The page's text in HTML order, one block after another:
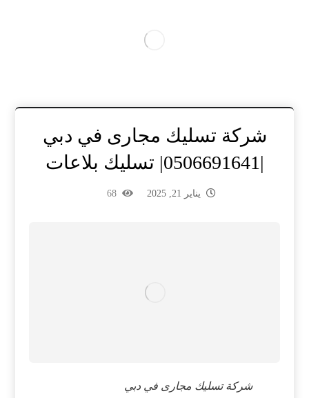
شركة تسليك مجارى في دبي
|0506691641| تسليك بلاعات
يناير 21, 2025 68
شركة تسليك مجارى في دبي